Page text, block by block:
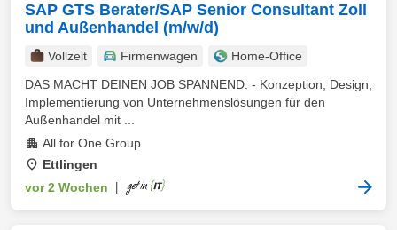
SAP GTS Berater/SAP Senior Consultant Zoll
und Außenhandel (m/w/d)
Vollzeit Firmenwagen
Home-Office
DAS MACHT DEINEN JOB SPANNEND: - Konzeption, Design,
Implementierung von Unternehmenslösungen für den
Außenhandel mit ...
All for One Group
Ettlingen
vor 2 Wochen